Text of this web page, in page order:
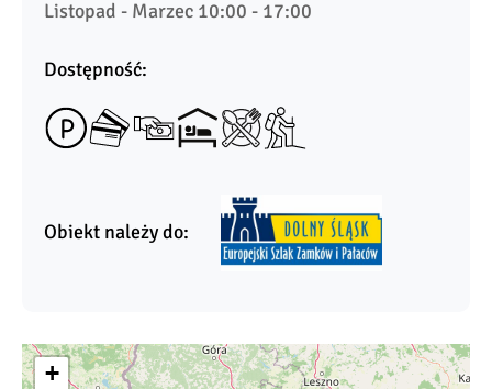
Listopad - Marzec 10:00 - 17:00
Dostępność:
Obiekt należy do:
+